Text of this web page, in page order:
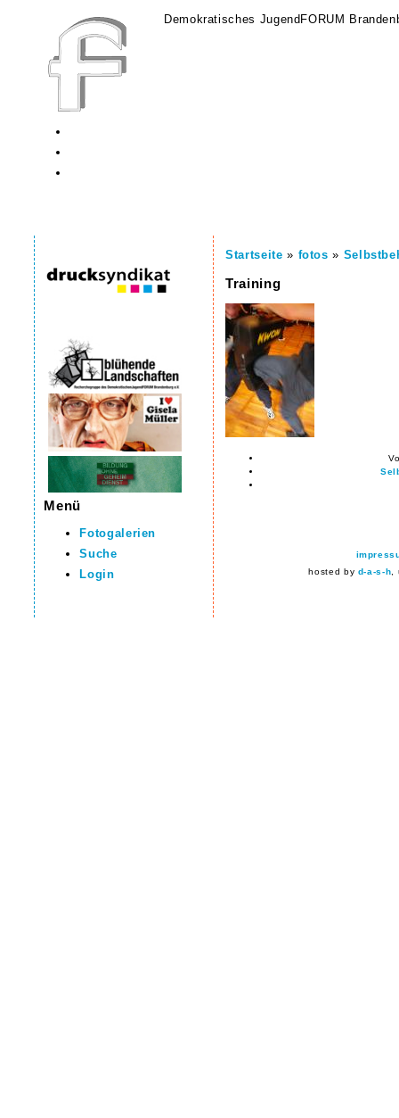
Demokratisches JugendFORUM
Menü
Fotogalerien
Suche
Login
Startseite » fotos »
Training
hosted by d-a-s-h